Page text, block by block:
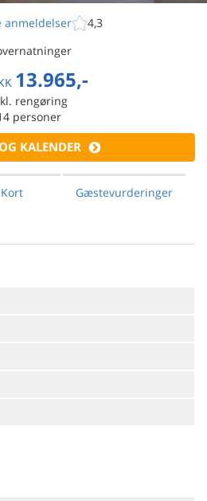
anmeldelser
4,3
13.965,-
rengøring
personer
KALENDER
Kort Gæstevurderinger